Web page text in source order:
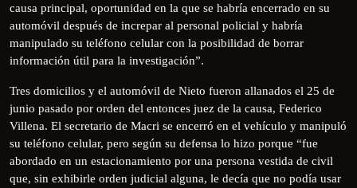
causa principal, oportunidad en la que se habría encerrado en su
automóvil después de increpar al personal policial y habría
manipulado su teléfono celular con la posibilidad de borrar
información útil para la investigación”.
Tres domicilios y el automóvil de Nieto fueron allanados el 25 de
junio pasado por orden del entonces juez de la causa, Federico
Villena. El secretario de Macri se encerró en el vehículo y manipuló
su teléfono celular, pero según su defensa lo hizo porque “fue
abordado en un estacionamiento por una persona vestida de civil
que, sin exhibirle orden judicial alguna, le decía que no podía usar